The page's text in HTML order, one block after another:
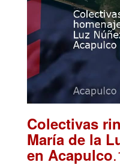
Colectivas
María de la
en Acapulco